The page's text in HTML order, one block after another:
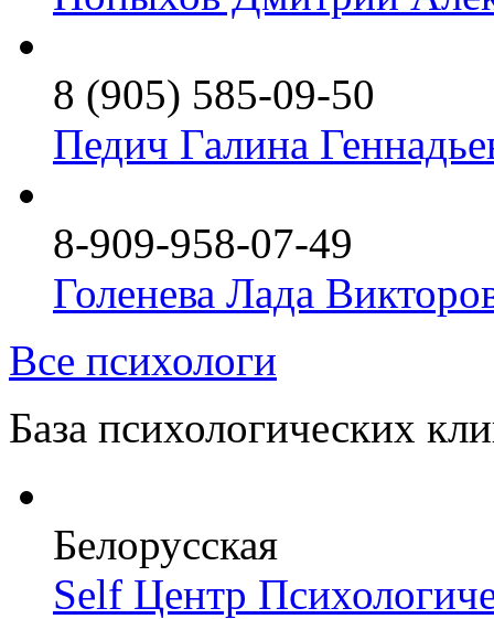
8 (905) 585-09-50
Педич Галина
8-909-958-07-49
Голенева Лада
Все психологи
База психологических
Белорусская
Self Центр